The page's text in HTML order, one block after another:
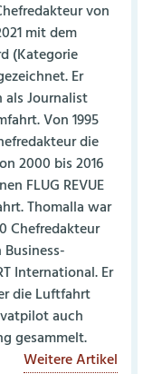
von
mit dem
(Kategorie
Er
als Journalist
Von 1995
die
2000 bis 2016
FLUG REVUE
Thomalla war
Chefredakteur
International. Er
die Luftfahrt
auch
gesammelt.
Weitere Artikel